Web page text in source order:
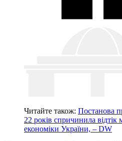
Читайте також: Постанова
22 років спричинила відтік
економіки України, – DW